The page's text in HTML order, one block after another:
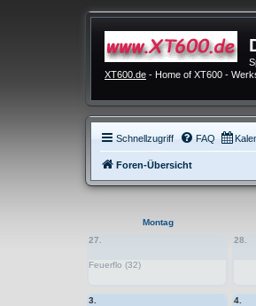
XT600.de - Home of XT600 -
Schnellzugriff FAQ
Foren-Übersicht
Montag
27.
Feuerflo (32)
28.
3. 4.